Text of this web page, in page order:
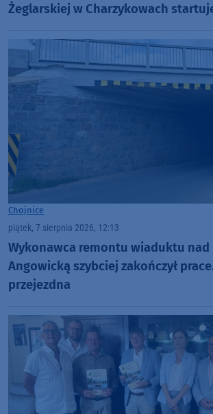
Żeglarskiej w Charzykowach
Chojnice
piątek, 7 sierpnia 2026, 12:13
Wykonawca remontu wiaduktu nad
Angowicką szybciej zakończył
przejezdna